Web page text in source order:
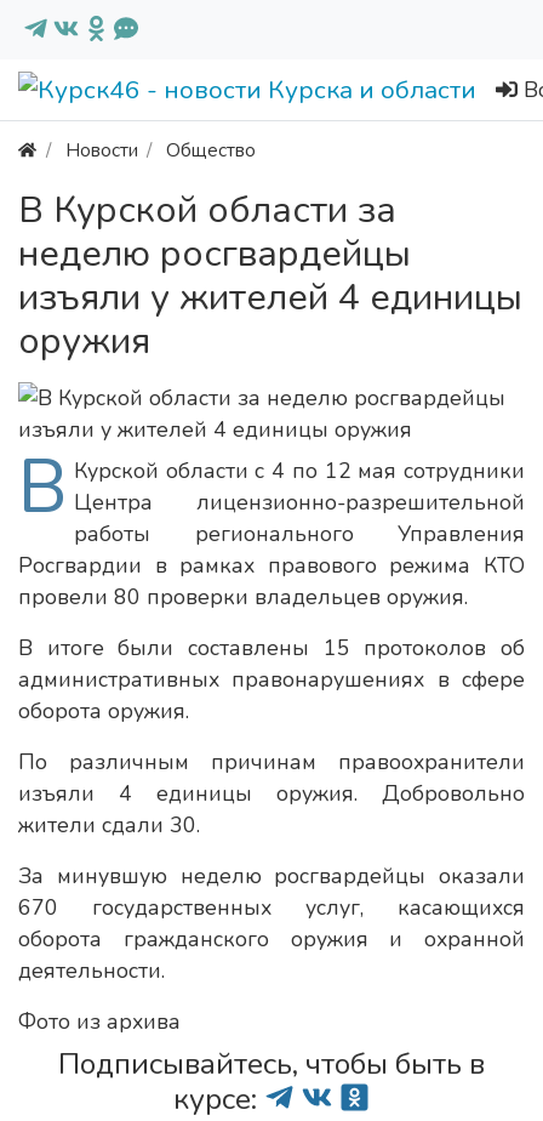
Новости Общество
В Курской области за
неделю росгвардейцы
изъяли у жителей 4 единицы
оружия
В Курской области с 4 по 12 мая сотрудники
Центра лицензионно-разрешительной
работы регионального Управления
Росгвардии в рамках правового режима КТО
провели 80 проверки владельцев оружия.
В итоге были составлены 15 протоколов об
административных правонарушениях в сфере
оборота оружия.
По различным причинам правоохранители
изъяли 4 единицы оружия. Добровольно
жители сдали 30.
За минувшую неделю росгвардейцы оказали
670 государственных услуг, касающихся
оборота гражданского оружия и охранной
деятельности.
Фото из архива
Подписывайтесь, чтобы быть в
курсе: